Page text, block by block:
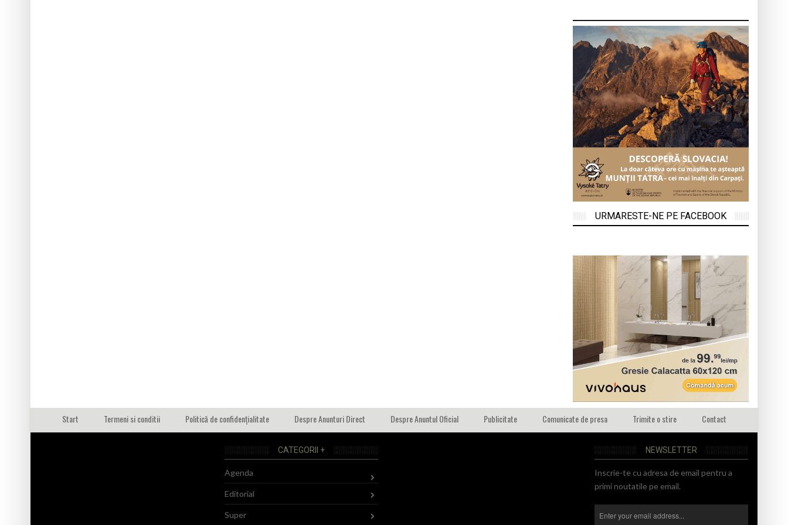
URMARESTE-NE PE FACEBOOK
Start Termeni si conditii Politică de confidențialitate Despre Anunturi Direct Despre Anuntul Oficial Publicitate Comunicate de presa Trimite o stire Contact
CATEGORII +
Agenda
Editorial
Super
NEWSLETTER
Inscrie-te cu adresa de email pentru a
primi noutatile pe email.